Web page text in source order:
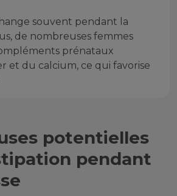
souvent pendant la
de nombreuses femmes
prénataux
et du calcium, ce qui favorise
potentielles
pendant